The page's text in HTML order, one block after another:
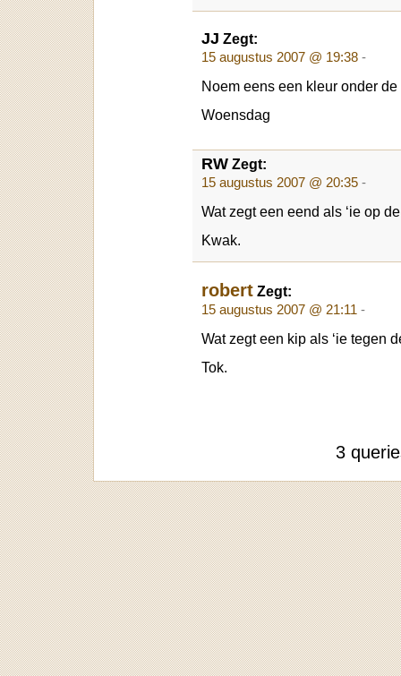
JJ Zegt:
15 augustus 2007 @ 19:38 -
Noem eens een kleur onder
Woensdag
RW Zegt:
15 augustus 2007 @ 20:35 -
Wat zegt een eend als ‘ie op
Kwak.
robert Zegt:
15 augustus 2007 @ 21:11 -
Wat zegt een kip als ‘ie tegen
Tok.
3